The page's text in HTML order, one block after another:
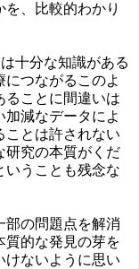
、比較的わかり
十分な知識がある
つながるこのよ
ることに間違いは
減なデータによ
ことは許されない
研究の本質がくだ
いうことも残念な
部の問題点を解消
質的な発見の芽を
けないように思い